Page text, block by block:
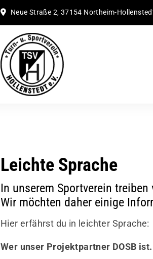
Neue Straße 2, 37154 Northeim-
Leichte Sprache
In unserem Sportverein
Wir möchten daher einige
Hier erfährst du in leichter Sprache:
Wer unser Projektpartner DOSB ist.